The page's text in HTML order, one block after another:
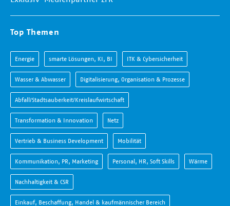
Top Themen
Energie smarte Lösungen, KI, BI ITK & Cybersicherheit
Wasser & Abwasser Digitalisierung, Organisation & Prozesse
Abfall/Stadtsauberkeit/Kreislaufwirtschaft
Transformation & Innovation Netz
Vertrieb & Business Development Mobilität
Kommunikation, PR, Marketing Personal, HR, Soft Skills Wärme
Nachhaltigkeit & CSR
Einkauf, Beschaffung, Handel & kaufmännischer Bereich